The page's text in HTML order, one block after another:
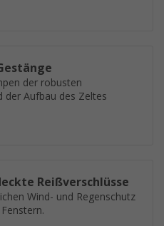
der robusten
der Aufbau des Zeltes
Reißverschlüsse
Wind- und Regenschutz